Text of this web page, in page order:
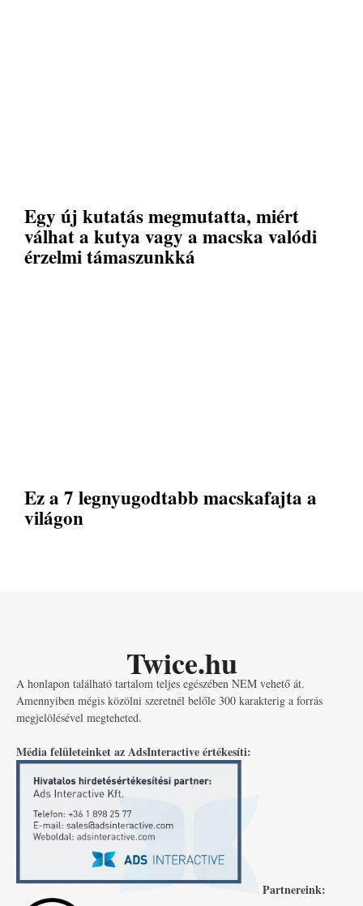
Egy új kutatás megmutatta, miért
válhat a kutya vagy a macska valódi
érzelmi támaszunkká
Ez a 7 legnyugodtabb macskafajta a
világon
Twice.hu
A honlapon található tartalom teljes egészében NEM vehető át.
Amennyiben mégis közölni szeretnél belőle 300 karakterig a forrás
megjelölésével megteheted.
Média felületeinket az AdsInteractive értékesíti:
Partnereink: